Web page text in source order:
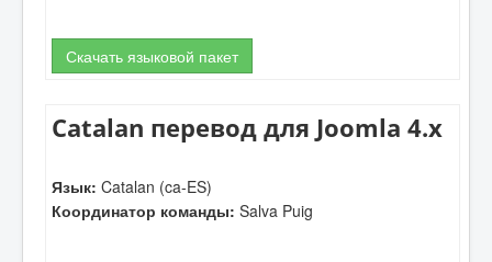
Скачать языковой пакет
Catalan перевод для Joomla 4.x
Язык: Catalan (ca-ES)
Координатор команды: Salva Puig